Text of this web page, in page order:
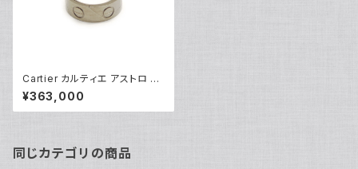
Cartier カルティエ アストロ ラ
ブリング K18WG ホワイトゴー
ルド ♯54 14号 指輪 ネックレ
ストップ Y04831
¥363,000
同じカテゴリの商品